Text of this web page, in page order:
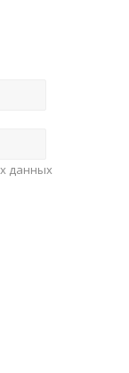
данных